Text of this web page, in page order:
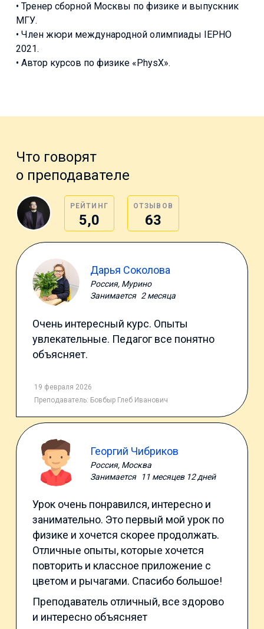
• Тренер сборной Москвы по физике и выпускник
МГУ.
• Член жюри международной олимпиады IEPHO
2021.
• Автор курсов по физике «PhysX».
Что говорят
о преподавателе
РЕЙТИНГ
5,0
ОТЗЫВОВ
63
Дарья Соколова
Россия, Мурино
Занимается 2 месяца
Очень интересный курс. Опыты
увлекательные. Педагог все понятно
объясняет.
19 февраля 2026
Преподаватель: Бовбыр Глеб Иванович
Георгий Чибриков
Россия, Москва
Занимается
11 месяцев 12 дней
Урок очень понравился, интересно и
занимательно. Это первый мой урок по
физике и хочется скорее продолжать.
Отличные опыты, которые хочется
повторить и классное приложение с
цветом и рычагами. Спасибо большое!
Преподаватель отличный, все здорово
и интересно объясняет